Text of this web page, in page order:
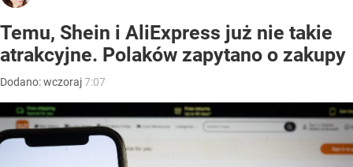
Temu, Shein i AliExpress już nie takie
atrakcyjne. Polaków zapytano o zakupy
Dodano:wczoraj7:07